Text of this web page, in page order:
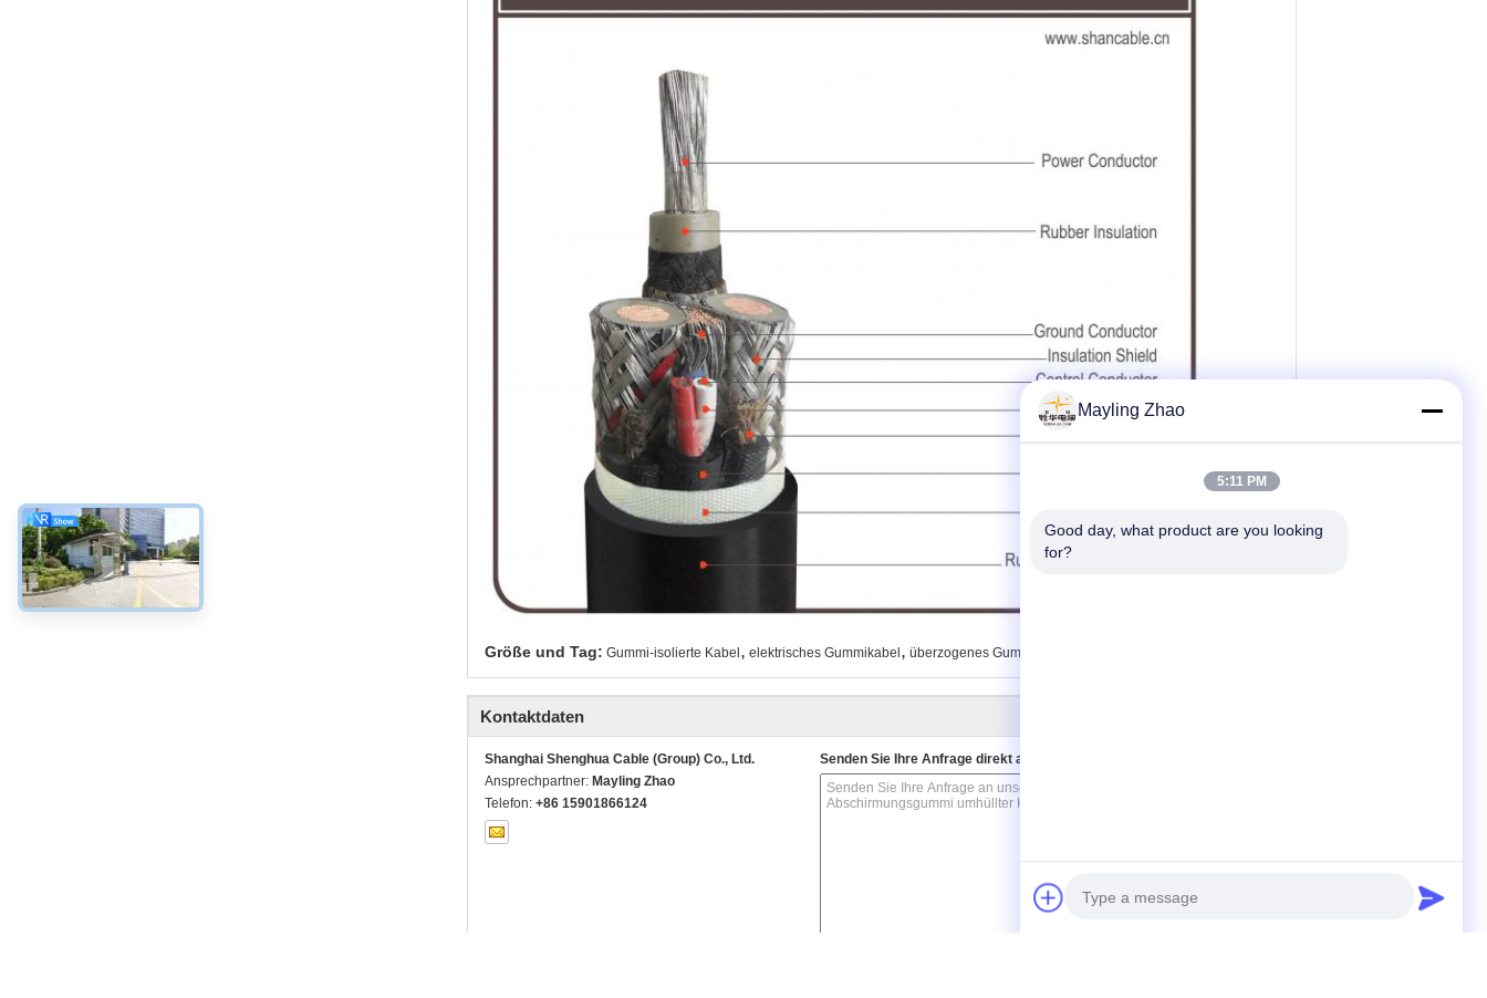
Größe und Tag: Gummi-isolierte Kabel , elektrisches Gummikabel , überzogenes Gummikabel
Kontaktdaten
Shanghai Shenghua Cable (Group) Co., Ltd.
Ansprechpartner: Mayling Zhao
Telefon: +86 15901866124
Senden Sie Ihre Anfrage direkt an uns
Mayling Zhao
5:11 PM
Good day, what product are you looking
for?